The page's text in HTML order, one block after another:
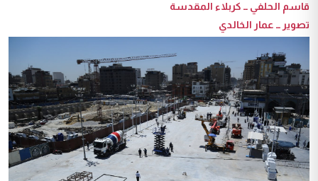
قاسم الحلفي ــ كربلاء المقدسة
تصوير ــ عمار الخالدي